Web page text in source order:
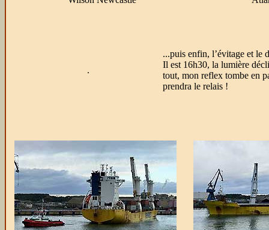
.
...puis enfin, l’évitage et le
Il est 16h30, la lumière
tout, mon reflex tombe en
prendra le relais !